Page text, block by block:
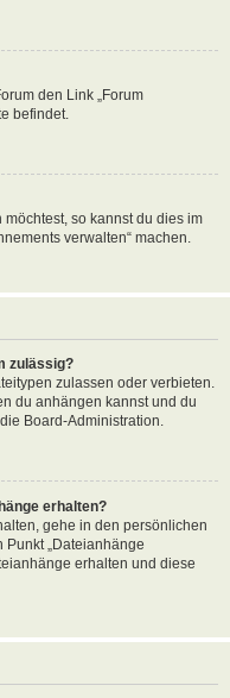
den Link „Forum
befindet.
so kannst du dies im
verwalten“ machen.
zulässig?
zulassen oder verbieten.
du anhängen kannst und du
Board-Administration.
erhalten?
gehe in den persönlichen
Punkt „Dateianhänge
erhalten und diese